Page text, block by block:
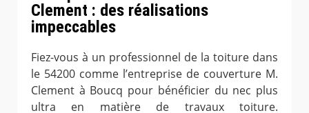
Clement : des réalisations
impeccables
Fiez-vous à un professionnel de la toiture dans
le 54200 comme l’entreprise de couverture M.
Clement à Boucq pour bénéficier du nec plus
ultra en matière de travaux toiture.